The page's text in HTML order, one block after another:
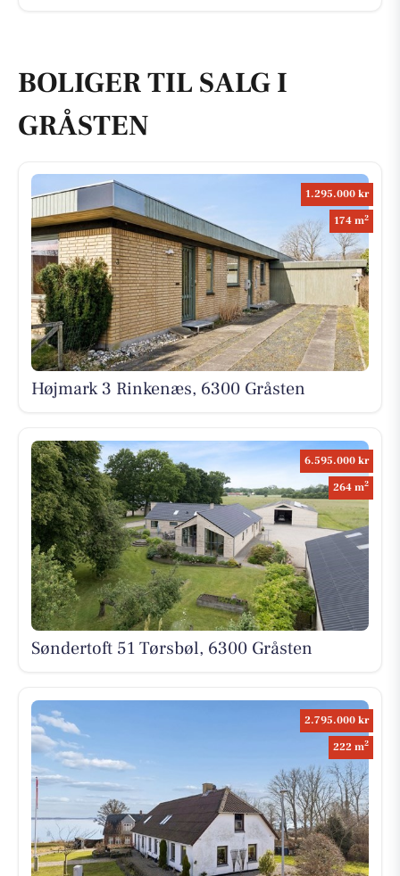
BOLIGER TIL SALG I
GRÅSTEN
1.295.000 kr
174 m2
Højmark 3 Rinkenæs, 6300 Gråsten
6.595.000 kr
264 m2
Søndertoft 51 Tørsbøl, 6300 Gråsten
2.795.000 kr
222 m2